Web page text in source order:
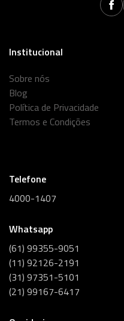
Institucional
Sobre nós
Blog
Política de Privacidade
Termos e Condições
Telefone
4000-1407
Whatsapp
(61) 99355-9051
(11) 92126-2191
(31) 97351-5101
(21) 99167-6417